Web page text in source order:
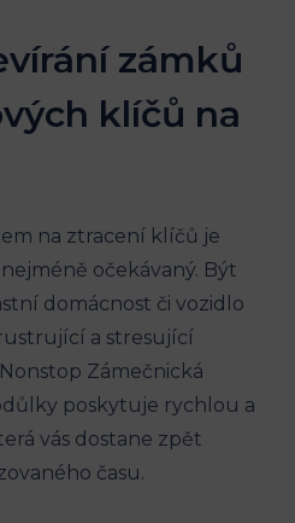
zámků
klíčů na
na ztracení klíčů je
očekávaný. Být
domácnost či vozidlo
a stresující
Zámečnická
poskytuje rychlou a
vás dostane zpět
času.